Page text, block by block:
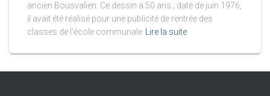
ancien Bousvalien. Ce dessin a 50 ans ; daté de juin 1976,
il avait été réalisé pour une publicité de rentrée des
classes de l’école communale Lire la suite